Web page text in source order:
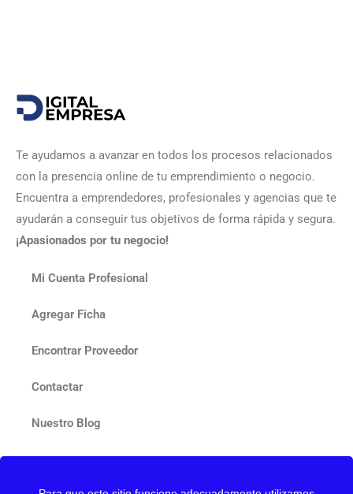
Te ayudamos a avanzar en todos los procesos relacionados
con la presencia online de tu emprendimiento o negocio.
Encuentra a emprendedores, profesionales y agencias que te
ayudarán a conseguir tus objetivos de forma rápida y segura.
¡Apasionados por tu negocio!
Mi Cuenta Profesional
Agregar Ficha
Encontrar Proveedor
Contactar
Nuestro Blog